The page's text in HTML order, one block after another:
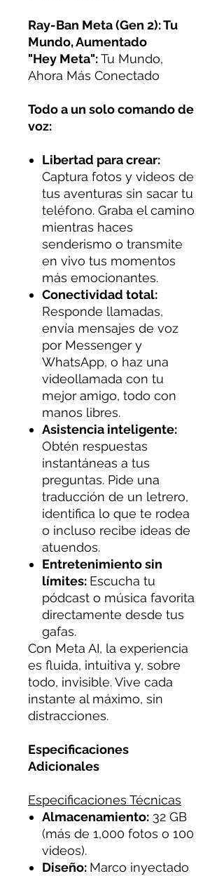
Ray-Ban Meta (Gen 2): Tu
Mundo, Aumentado
"Hey Meta":Tu Mundo,
Ahora Más Conectado
Todo a un solo comando de
voz:
Libertad para crear:
Captura fotos y videos de
tus aventuras sin sacar tu
teléfono. Graba el camino
mientras haces
senderismo o transmite
en vivo tus momentos
más emocionantes.
Conectividad total:
Responde llamadas,
envía mensajes de voz
por Messenger y
WhatsApp, o haz una
videollamada con tu
mejor amigo, todo con
manos libres.
Asistencia inteligente:
Obtén respuestas
instantáneas a tus
preguntas. Pide una
traducción de un letrero,
identifica lo que te rodea
o incluso recibe ideas de
atuendos.
Entretenimiento sin
límites: Escucha tu
pódcast o música favorita
directamente desde tus
gafas.
Con Meta AI, la experiencia
es fluida, intuitiva y, sobre
todo, invisible. Vive cada
instante al máximo, sin
distracciones.
Especificaciones
Adicionales
Especificaciones Técnicas
Almacenamiento: 32 GB
(más de 1,000 fotos o 100
videos).
Diseño: Marco inyectado